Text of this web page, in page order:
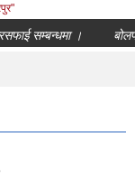
सम्बन्धमा ।